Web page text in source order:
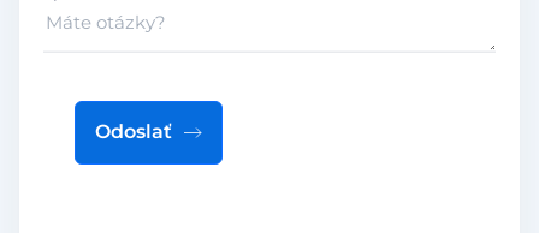
Odoslať